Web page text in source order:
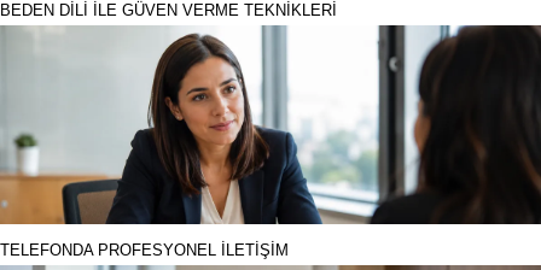
BEDEN DİLİ İLE GÜVEN VERME TEKNİKLERİ
TELEFONDA PROFESYONEL İLETİŞİM